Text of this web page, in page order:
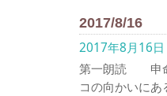
2017/8/16
2017年8月16日
第一朗読 申命
コの向かいに